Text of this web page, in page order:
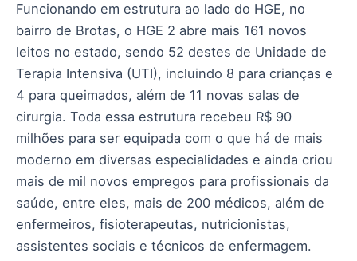
Funcionando em estrutura ao lado do HGE, no
bairro de Brotas, o HGE 2 abre mais 161 novos
leitos no estado, sendo 52 destes de Unidade de
Terapia Intensiva (UTI), incluindo 8 para crianças e
4 para queimados, além de 11 novas salas de
cirurgia. Toda essa estrutura recebeu R$ 90
milhões para ser equipada com o que há de mais
moderno em diversas especialidades e ainda criou
mais de mil novos empregos para profissionais da
saúde, entre eles, mais de 200 médicos, além de
enfermeiros, fisioterapeutas, nutricionistas,
assistentes sociais e técnicos de enfermagem.